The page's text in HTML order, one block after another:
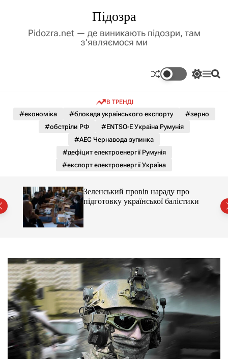
Підозра
Pidozra.net — де виникають підозри, там
з'являємося ми
П
м
к
о
р
е
и
м
у
М П
В ТРЕНДІ
#економіка #блокада українського експорту
#зерно
#обстріли РФ
#ENTSO-E Україна Румунія
#АЕС Чернавода зупинка
#дефіцит електроенергії Румунія
#експорт електроенергії Україна
Зеленський провів нараду про
підготовку української балістики